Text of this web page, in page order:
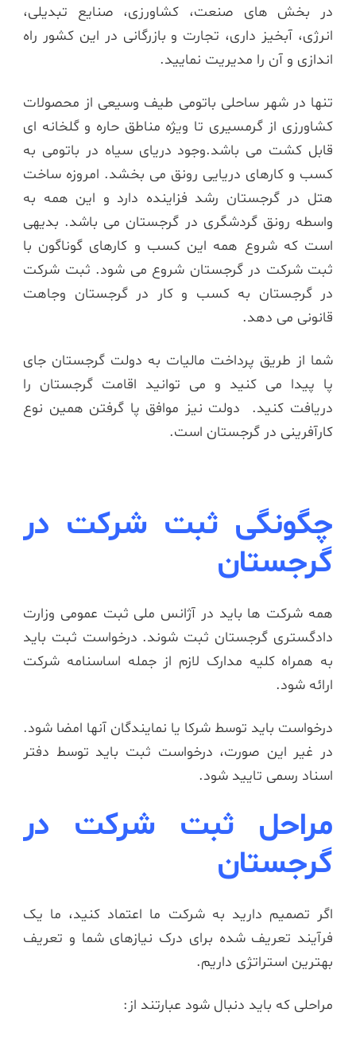
در بخش های صنعت، کشاورزی، صنایع تبدیلی،
انرژی، آبخیز داری، تجارت و بازرگانی در این کشور راه
اندازی و آن را مدیریت نمایید.
تنها در شهر ساحلی باتومی طیف وسیعی از محصولات
کشاورزی از گرمسیری تا ویژه مناطق حاره و گلخانه ای
قابل کشت می باشد.وجود دریای سیاه در باتومی به
کسب و کارهای دریایی رونق می بخشد. امروزه ساخت
هتل در گرجستان رشد فزاینده دارد و این همه به
واسطه رونق گردشگری در گرجستان می باشد. بدیهی
است که شروع همه این کسب و کارهای گوناگون با
ثبت شرکت در گرجستان شروع می شود. ثبت شرکت
در گرجستان به کسب و کار در گرجستان وجاهت
قانونی می دهد.
شما از طریق پرداخت مالیات به دولت گرجستان جای
پا پیدا می کنید و می توانید اقامت گرجستان را
دریافت کنید. دولت نیز موافق پا گرفتن همین نوع
کارآفرینی در گرجستان است.
چگونگی ثبت شرکت در
گرجستان
همه شرکت ها باید در آژانس ملی ثبت عمومی وزارت
دادگستری گرجستان ثبت شوند. درخواست ثبت باید
به همراه کلیه مدارک لازم از جمله اساسنامه شرکت
ارائه شود.
درخواست باید توسط شرکا یا نمایندگان آنها امضا شود.
در غیر این صورت، درخواست ثبت باید توسط دفتر
اسناد رسمی تایید شود.
مراحل ثبت شرکت در
گرجستان
اگر تصمیم دارید به شرکت ما اعتماد کنید، ما یک
فرآیند تعریف شده برای درک نیازهای شما و تعریف
بهترین استراتژی داریم.
مراحلی که باید دنبال شود عبارتند از: